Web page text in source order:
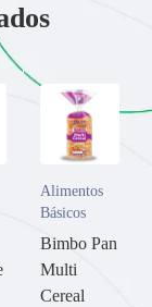
Alimentos
Básicos
Bimbo Pan
Multi
Cereal